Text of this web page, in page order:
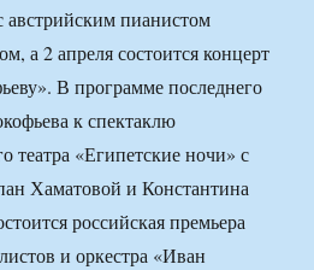
пианистом
а 2 апреля состоится концерт
В программе последнего
к спектаклю
театра «Египетские ночи» с
Хаматовой и Константина
российская премьера
и оркестра «Иван